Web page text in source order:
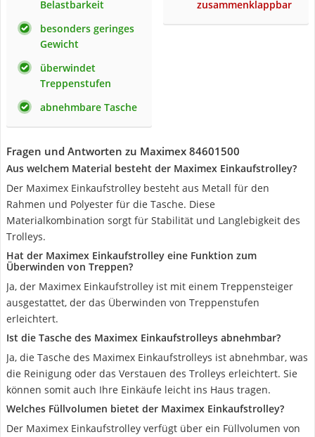
Belastbarkeit
besonders geringes
Gewicht
überwindet
Treppenstufen
abnehmbare Tasche
zusammenklappbar
Fragen und Antworten zu Maximex 84601500
Aus welchem Material besteht der Maximex Einkaufstrolley?
Der Maximex Einkaufstrolley besteht aus Metall für den
Rahmen und Polyester für die Tasche. Diese
Materialkombination sorgt für Stabilität und Langlebigkeit des
Trolleys.
Hat der Maximex Einkaufstrolley eine Funktion zum
Überwinden von Treppen?
Ja, der Maximex Einkaufstrolley ist mit einem Treppensteiger
ausgestattet, der das Überwinden von Treppenstufen
erleichtert.
Ist die Tasche des Maximex Einkaufstrolleys abnehmbar?
Ja, die Tasche des Maximex Einkaufstrolleys ist abnehmbar, was
die Reinigung oder das Verstauen des Trolleys erleichtert. Sie
können somit auch Ihre Einkäufe leicht ins Haus tragen.
Welches Füllvolumen bietet der Maximex Einkaufstrolley?
Der Maximex Einkaufstrolley verfügt über ein Füllvolumen von